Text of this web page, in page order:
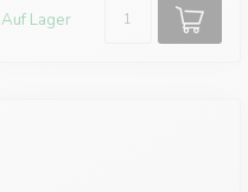
Auf Lager